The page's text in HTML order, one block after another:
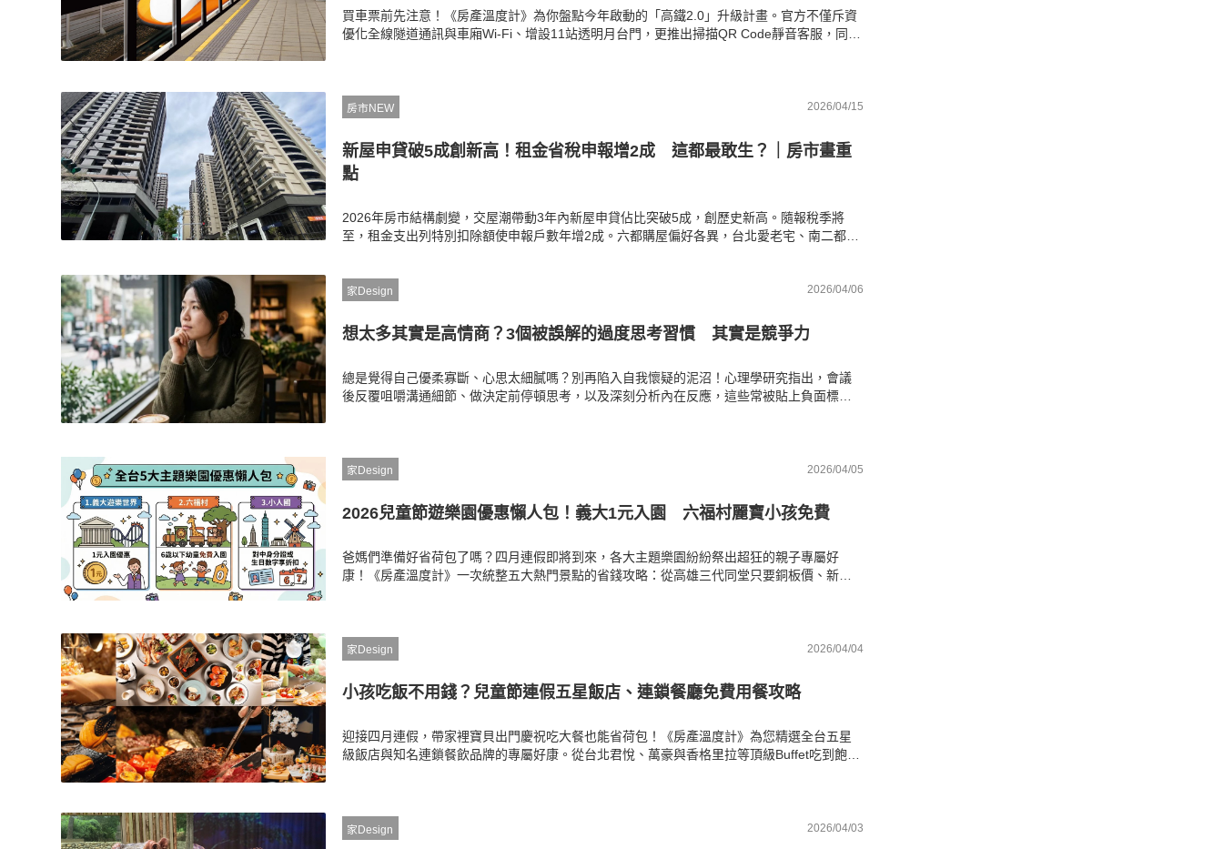
買車票前先注意！《房產溫度計》為你盤點今年啟動的「高鐵2.0」升級計畫。官方不僅斥資
優化全線隧道通訊與車廂Wi-Fi、增設11站透明月台門，更推出掃描QR Code靜音客服，同時
房市NEW 2026/04/15
新屋申貸破5成創新高！租金省稅申報增2成 這都最敢生？｜房市畫重
點
2026年房市結構劇變，交屋潮帶動3年內新屋申貸佔比突破5成，創歷史新高。隨報稅季將
至，租金支出列特別扣除額使申報戶數年增2成。六都購屋偏好各異，台北愛老宅、南二都喜
家Design 2026/04/06
想太多其實是高情商？3個被誤解的過度思考習慣 其實是競爭力
總是覺得自己優柔寡斷、心思太細膩嗎？別再陷入自我懷疑的泥沼！心理學研究指出，會議
後反覆咀嚼溝通細節、做決定前停頓思考，以及深刻分析內在反應，這些常被貼上負面標籤
家Design 2026/04/05
2026兒童節遊樂園優惠懶人包！義大1元入園 六福村麗寶小孩免費
爸媽們準備好省荷包了嗎？四月連假即將到來，各大主題樂園紛紛祭出超狂的親子專屬好
康！《房產溫度計》一次統整五大熱門景點的省錢攻略：從高雄三代同堂只要銅板價、新竹
家Design 2026/04/04
小孩吃飯不用錢？兒童節連假五星飯店、連鎖餐廳免費用餐攻略
迎接四月連假，帶家裡寶貝出門慶祝吃大餐也能省荷包！《房產溫度計》為您精選全台五星
級飯店與知名連鎖餐飲品牌的專屬好康。從台北君悅、萬豪與香格里拉等頂級Buffet吃到飽的
家Design 2026/04/03